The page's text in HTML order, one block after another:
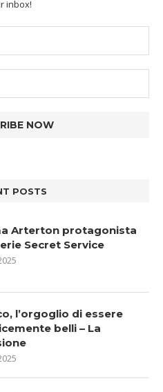
inbox!
POSTS
Arterton protagonista
Secret Service
l’orgoglio di essere
belli – La